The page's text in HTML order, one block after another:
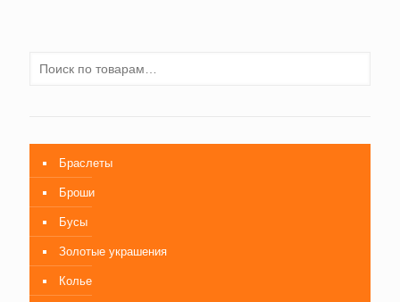
Браслеты
Броши
Бусы
Золотые украшения
Колье